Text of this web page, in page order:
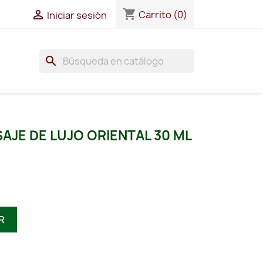
 Iniciar sesión shopping_cart Carrito (0)
search
DE LUJO ORIENTAL 30 ML